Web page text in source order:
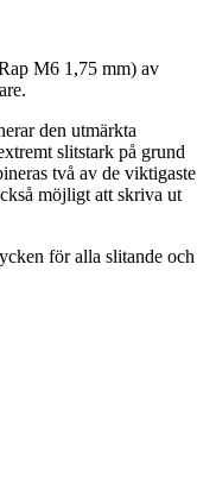
M6 1,75 mm) av
den utmärkta
slitstark på grund
två av de viktigaste
möjligt att skriva ut
för alla slitande och